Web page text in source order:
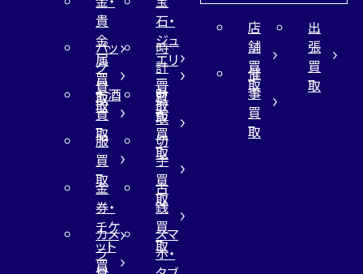
貴
金
属
買
取
石・
ジュ
エリ
ー
買
取
バッ
グ
買
取
時
計
買
取
お酒
買
取
財
布
買
取
服
買
取
切
手
買
取
金
券・
チケ
ット
買
古
銭
買
取
カメ
ラ
スマ
ホ・
店
舗
買
取
出
張
買
取
催
事
買
取